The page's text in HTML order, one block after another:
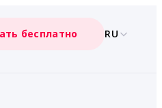
бесплатно RU